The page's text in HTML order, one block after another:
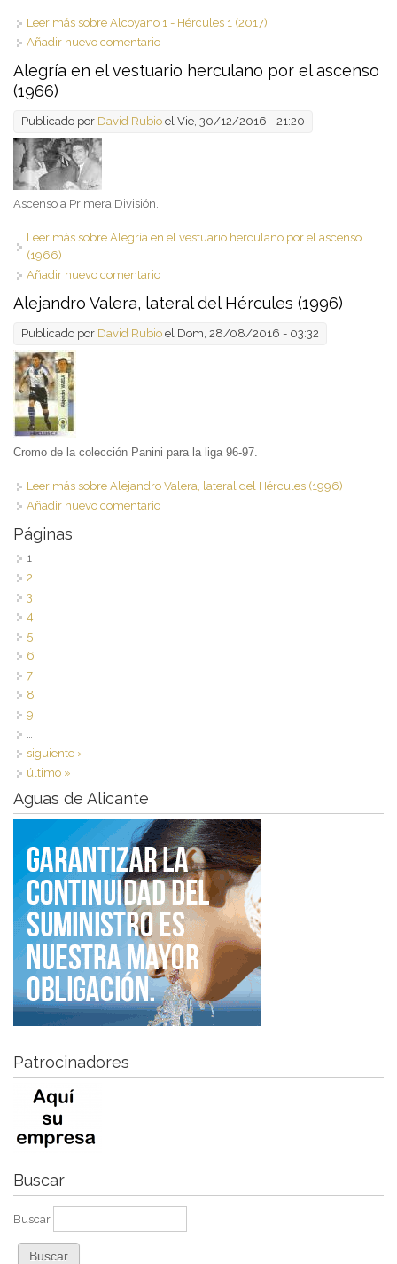
Leer más sobre Alcoyano 1 - Hércules 1 (2017)
Añadir nuevo comentario
Alegría en el vestuario herculano por el ascenso
(1966)
Publicado por David Rubio el Vie, 30/12/2016 - 21:20
Ascenso a Primera División.
Leer más sobre Alegría en el vestuario herculano por el ascenso
(1966)
Añadir nuevo comentario
Alejandro Valera, lateral del Hércules (1996)
Publicado por David Rubio el Dom, 28/08/2016 - 03:32
Cromo de la colección Panini para la liga 96-97.
Leer más sobre Alejandro Valera, lateral del Hércules (1996)
Añadir nuevo comentario
Páginas
1
2
3
4
5
6
7
8
9
siguiente ›
último »
Aguas de Alicante
Patrocinadores
Buscar
Buscar